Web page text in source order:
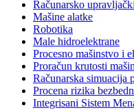
Računarsko
Mašine alatke
Robotika
Male hidroelektrane
Procesno mašinstvo i
Proračun krutosti
Računarska simuacija
Procena rizika
Integrisani Sistem